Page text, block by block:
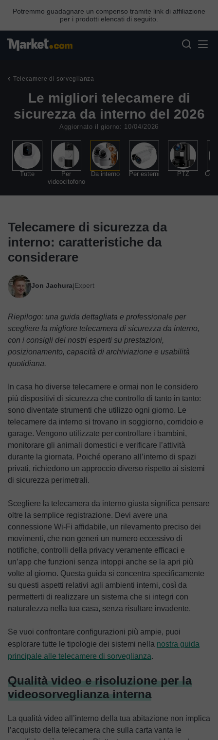
Potremmo guadagnare un compenso tramite link di affiliazione
per i prodotti elencati di seguito.
Telecamere di sorveglianza
Le migliori telecamere di
sicurezza da interno del 2026
Aggiornato il giorno: 10/04/2026
Tutte
Per
videocitofono
Da interno Per esterni PTZ
Con
Telecamere di sicurezza da
interno: caratteristiche da
considerare
Jon Jachura|Expert
Riepilogo: una guida dettagliata e professionale per
scegliere la migliore telecamera di sicurezza da interno,
con i consigli dei nostri esperti su prestazioni,
posizionamento, capacità di archiviazione e usabilità
quotidiana.
In casa ho diverse telecamere e ormai non le considero
più dispositivi di sicurezza che controllo di tanto in tanto:
sono diventate strumenti che utilizzo ogni giorno. Le
telecamere da interno si trovano in soggiorno, corridoio e
garage. Vengono utilizzate per controllare i bambini,
monitorare gli animali domestici e verificare l’attività
durante la giornata. Poiché operano all’interno di spazi
privati, richiedono un approccio diverso rispetto ai sistemi
di sicurezza perimetrali.
Scegliere la telecamera da interno giusta significa pensare
oltre la semplice registrazione. Devi avere una
connessione Wi-Fi affidabile, un rilevamento preciso dei
movimenti, che non generi un numero eccessivo di
notifiche, controlli della privacy veramente efficaci e
un’app che funzioni senza intoppi anche se la apri più
volte al giorno. Questa guida si concentra specificamente
su questi aspetti relativi agli ambienti interni, così da
permetterti di realizzare un sistema che si integri con
naturalezza nella tua casa, senza risultare invadente.
Se vuoi confrontare configurazioni più ampie, puoi
esplorare tutte le tipologie dei sistemi nella nostra guida
principale alle telecamere di sorveglianza.
Qualità video e risoluzione per la
videosorveglianza interna
La qualità video all’interno della tua abitazione non implica
l’acquisto della telecamera che sulla carta vanta le